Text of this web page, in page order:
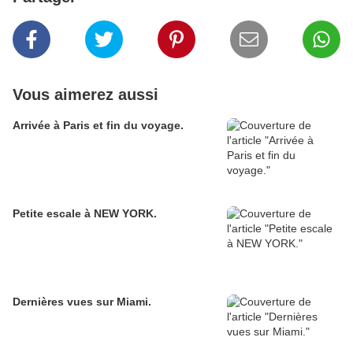
Vous aimerez aussi
Arrivée à Paris et fin du voyage.
Petite escale à NEW YORK.
Dernières vues sur Miami.